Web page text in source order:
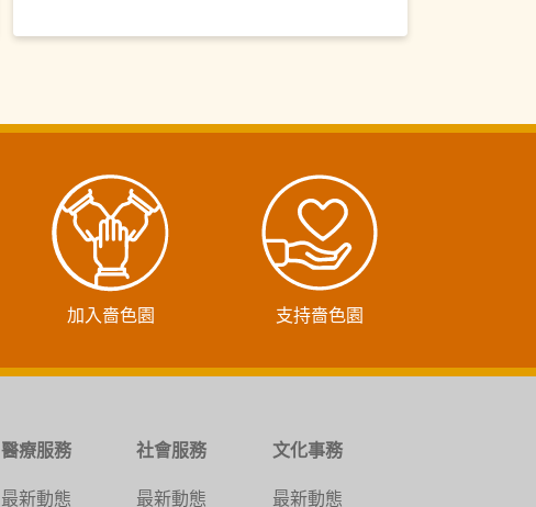
加入嗇色園 支持嗇色園
醫療服務
最新動態
社會服務
最新動態
文化事務
最新動態